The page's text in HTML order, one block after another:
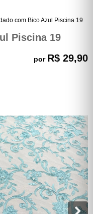
com Bico Azul Piscina 19
Piscina 19
por R$ 29,90